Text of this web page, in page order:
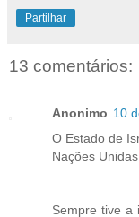
Partilhar
13 comentários:
Anonimo 10
O Estado de
Nações Unidas.
Sempre tive a